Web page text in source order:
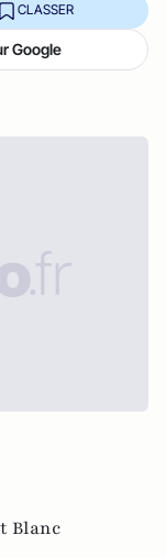
CLASSER
Google
Blanc